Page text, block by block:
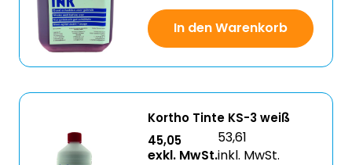
In den Warenkorb
Kortho Tinte KS-3 weiß
45,05
exkl. MwSt.
53,61
inkl. MwSt.